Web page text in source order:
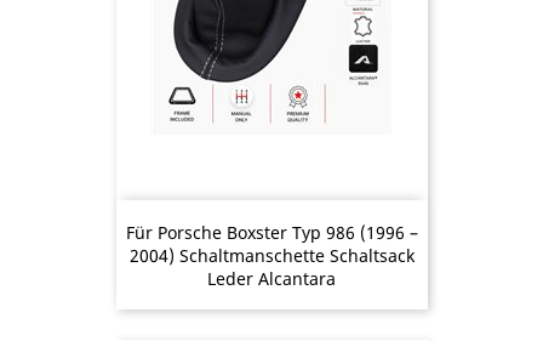
Für Porsche Boxster Typ 986 (1996 –
2004) Schaltmanschette Schaltsack
Leder Alcantara